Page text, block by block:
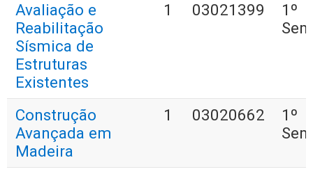
Avaliação e
Reabilitação
Sísmica de
Estruturas
Existentes
1 03021399
1º
Construção
Avançada em
Madeira
1 03020662
1º